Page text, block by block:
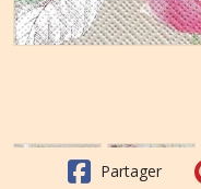
Partager